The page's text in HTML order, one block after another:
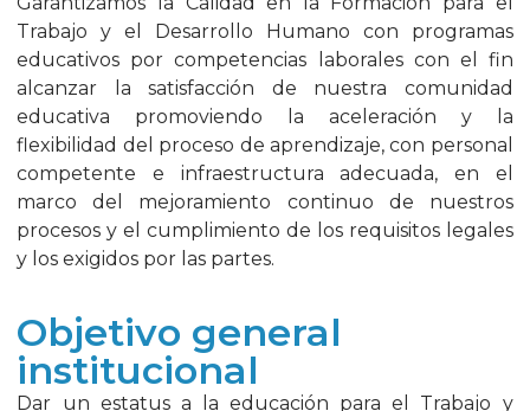
Trabajo y el Desarrollo Humano con programas
educativos por competencias laborales con el fin
alcanzar la satisfacción de nuestra comunidad
educativa promoviendo la aceleración y la
flexibilidad del proceso de aprendizaje, con personal
competente e infraestructura adecuada, en el
marco del mejoramiento continuo de nuestros
procesos y el cumplimiento de los requisitos legales
y los exigidos por las partes.
Objetivo general
institucional
Dar un estatus a la educación para el Trabajo y